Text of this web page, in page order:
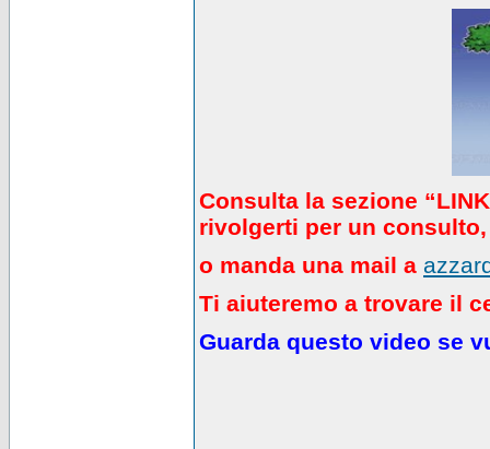
Consulta la sezione
rivolgerti per un consulto,
o manda una mail a
Ti aiuteremo a trovare il
Guarda questo video se